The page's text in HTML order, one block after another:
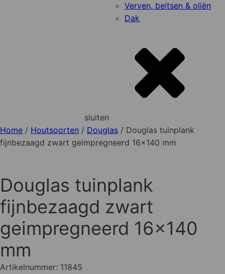
Verven, beitsen & oliën
Dak
sluiten
Home / Houtsoorten / Douglas / Douglas tuinplank
fijnbezaagd zwart geimpregneerd 16x140 mm
Douglas tuinplank
fijnbezaagd zwart
geimpregneerd 16x140
mm
Artikelnummer: 11845